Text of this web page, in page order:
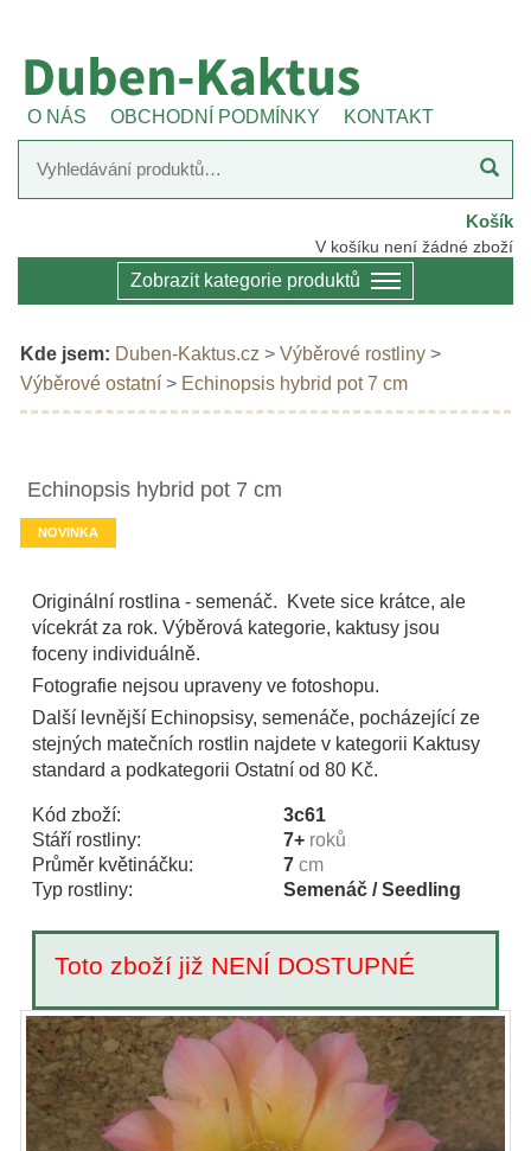
O NÁS OBCHODNÍ PODMÍNKY KONTAKT
Košík
V košíku není žádné zboží
Zobrazit kategorie produktů
Kde jsem: Duben-Kaktus.cz > Výběrové rostliny >
Výběrové ostatní > Echinopsis hybrid pot 7 cm
Echinopsis hybrid pot 7 cm
NOVINKA
Originální rostlina - semenáč. Kvete sice krátce, ale
vícekrát za rok. Výběrová kategorie, kaktusy jsou
foceny individuálně.
Fotografie nejsou upraveny ve fotoshopu.
Další levnější Echinopsisy, semenáče, pocházející ze
stejných matečních rostlin najdete v kategorii Kaktusy
standard a podkategorii Ostatní od 80 Kč.
Kód zboží:
3c61
Stáří rostliny:
7+ roků
Průměr květináčku:
7 cm
Typ rostliny:
Semenáč / Seedling
Toto zboží již NENÍ DOSTUPNÉ